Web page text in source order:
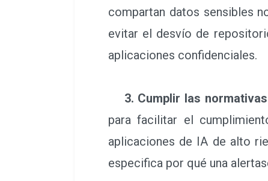
compartan datos sensibles
evitar el desvío de
aplicaciones confidenciales.
3. Cumplir las
para facilitar el
aplicaciones de IA de alto
especifica por qué una